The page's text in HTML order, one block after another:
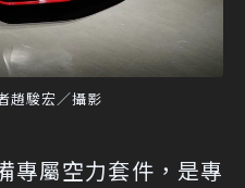
趙駿宏／攝影
專屬空力套件，是專